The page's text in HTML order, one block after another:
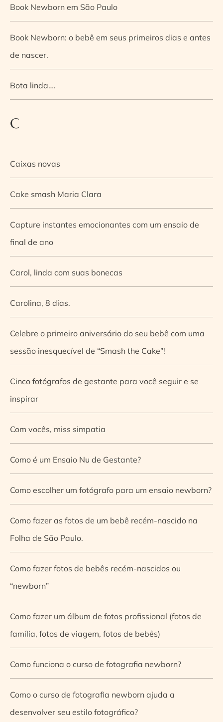
Book Newborn em São Paulo
Book Newborn: o bebê em seus primeiros dias e antes
de nascer.
Bota linda….
C
Caixas novas
Cake smash Maria Clara
Capture instantes emocionantes com um ensaio de
final de ano
Carol, linda com suas bonecas
Carolina, 8 dias.
Celebre o primeiro aniversário do seu bebê com uma
sessão inesquecível de “Smash the Cake”!
Cinco fotógrafos de gestante para você seguir e se
inspirar
Com vocês, miss simpatia
Como é um Ensaio Nu de Gestante?
Como escolher um fotógrafo para um ensaio newborn?
Como fazer as fotos de um bebê recém-nascido na
Folha de São Paulo.
Como fazer fotos de bebês recém-nascidos ou
“newborn”
Como fazer um álbum de fotos profissional (fotos de
família, fotos de viagem, fotos de bebês)
Como funciona o curso de fotografia newborn?
Como o curso de fotografia newborn ajuda a
desenvolver seu estilo fotográfico?